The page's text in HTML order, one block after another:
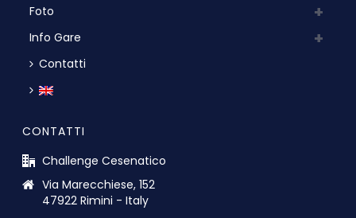
Foto
Info Gare
Contatti
CONTATTI
Challenge Cesenatico
Via Marecchiese, 152
47922 Rimini - Italy